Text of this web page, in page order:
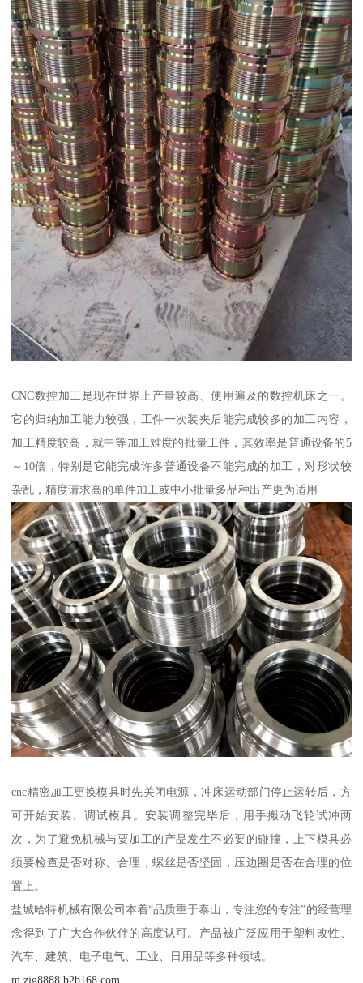
CNC数控加工是现在世界上产量较高、使用遍及的数控机床之一。
它的归纳加工能力较强，工件一次装夹后能完成较多的加工内容，
加工精度较高，就中等加工难度的批量工件，其效率是普通设备的5
～10倍，特别是它能完成许多普通设备不能完成的加工，对形状较
杂乱，精度请求高的单件加工或中小批量多品种出产更为适用
cnc精密加工更换模具时先关闭电源，冲床运动部门停止运转后，方
可开始安装、调试模具。安装调整完毕后，用手搬动飞轮试冲两
次，为了避免机械与要加工的产品发生不必要的碰撞，上下模具必
须要检查是否对称、合理，螺丝是否坚固，压边圈是否在合理的位
置上。
盐城哈特机械有限公司本着“品质重于泰山，专注您的专注”的经营理
念得到了广大合作伙伴的高度认可。产品被广泛应用于塑料改性、
汽车、建筑、电子电气、工业、日用品等多种领域。
m.zjg8888.b2b168.com